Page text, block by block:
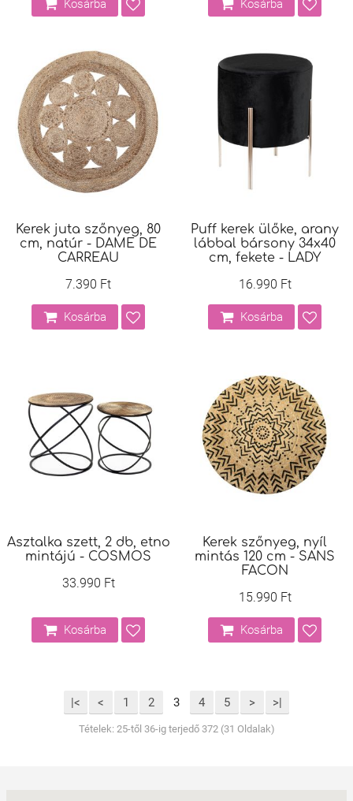
Kosárba Kosárba
Kerek juta szőnyeg, 80
cm, natúr - DAME DE
CARREAU
7.390 Ft
Kosárba
Puff kerek ülőke, arany
lábbal bársony 34x40
cm, fekete - LADY
16.990 Ft
Kosárba
Asztalka szett, 2 db, etno
mintájú - COSMOS
33.990 Ft
Kosárba
Kerek szőnyeg, nyíl
mintás 120 cm - SANS
FACON
15.990 Ft
Kosárba
|< < 1 2 3 4 5 > >|
Tételek: 25-től 36-ig terjedő 372 (31 Oldalak)